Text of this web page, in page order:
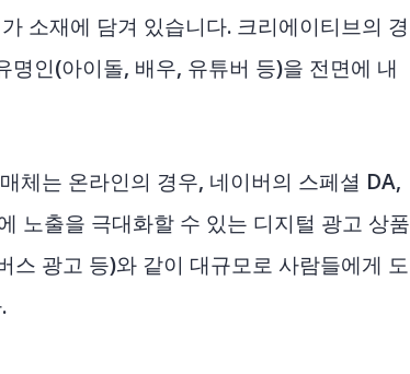
소재에 담겨 있습니다. 크리에이티브의 경
인(아이돌, 배우, 유튜버 등)을 전면에 내
체는 온라인의 경우, 네이버의 스페셜 DA,
노출을 극대화할 수 있는 디지털 광고 상품
스 광고 등)와 같이 대규모로 사람들에게 도